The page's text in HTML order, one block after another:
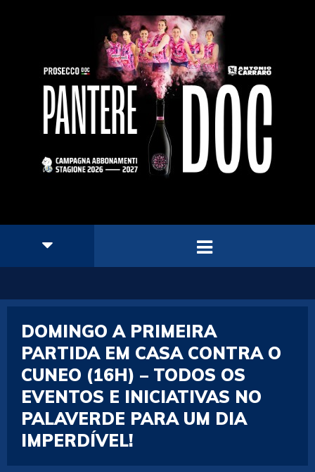
DOMINGO A PRIMEIRA
PARTIDA EM CASA CONTRA O
CUNEO (16H) – TODOS OS
EVENTOS E INICIATIVAS NO
PALAVERDE PARA UM DIA
IMPERDÍVEL!